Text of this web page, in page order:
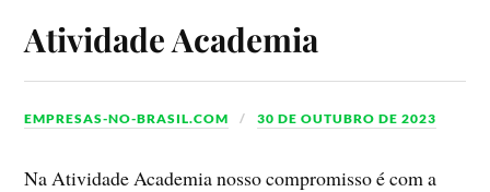
Atividade Academia
EMPRESAS-NO-BRASIL.COM 30 DE OUTUBRO DE 2023
Na Atividade Academia nosso compromisso é com a